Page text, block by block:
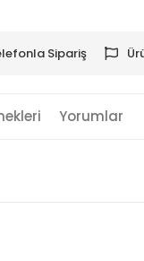
Sipariş
Yorumlar